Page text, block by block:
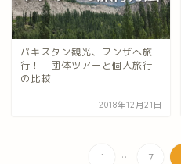
パキスタン観光、フンザへ旅
行！ 団体ツアーと個人旅行
の比較
2018年12月21日
1 ... 7